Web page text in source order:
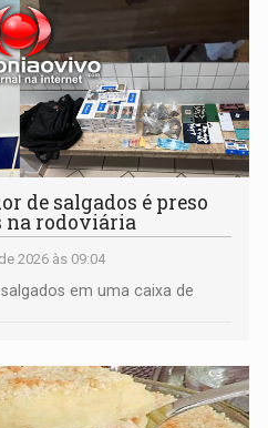
de salgados é preso
na rodoviária
2026 às 09:04
em uma caixa de